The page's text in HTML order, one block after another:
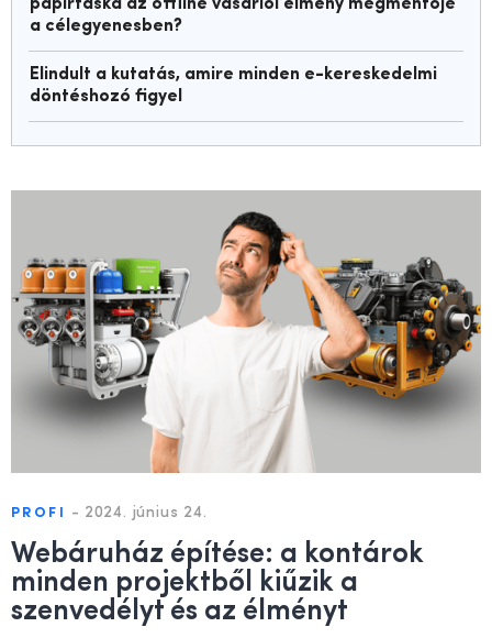
papírtáska az offline vásárlói élmény megmentője
a célegyenesben?
Elindult a kutatás, amire minden e-kereskedelmi
döntéshozó figyel
PROFI - 2024. június 24.
Webáruház építése: a kontárok
minden projektből kiűzik a
szenvedélyt és az élményt